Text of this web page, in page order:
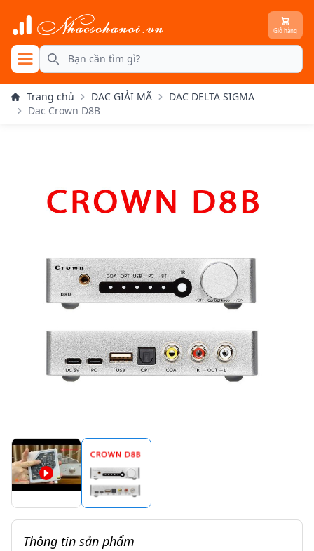
Search
Giỏ hàng
menu
Trang chủ DAC GIẢI MÃ
DAC DELTA SIGMA
Dac Crown D8B
Thông tin sản phẩm